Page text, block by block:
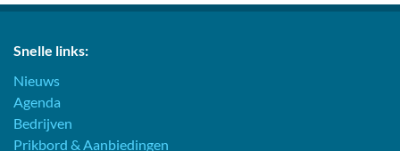
Snelle links:
Nieuws
Agenda
Bedrijven
Prikbord & Aanbiedingen